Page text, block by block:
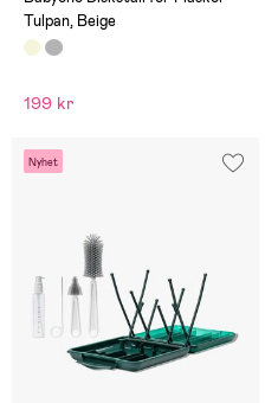
Tulpan, Beige
199 kr
Nyhet